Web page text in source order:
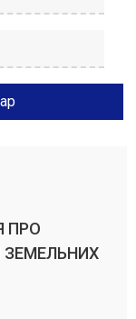
ПРО